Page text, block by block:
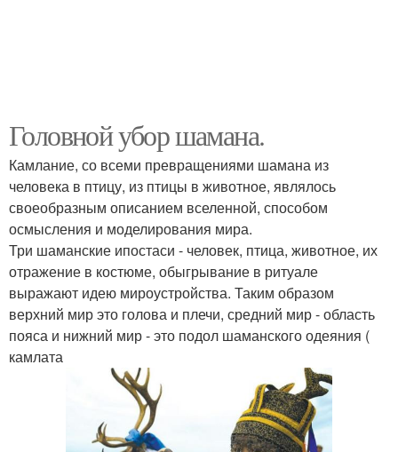
Головной убор шамана.
Камлание, со всеми превращениями шамана из
человека в птицу, из птицы в животное, являлось
своеобразным описанием вселенной, способом
осмысления и моделирования мира.
Три шаманские ипостаси - человек, птица, животное, их
отражение в костюме, обыгрывание в ритуале
выражают идею мироустройства. Таким образом
верхний мир это голова и плечи, средний мир - область
пояса и нижний мир - это подол шаманского одеяния (
камлата